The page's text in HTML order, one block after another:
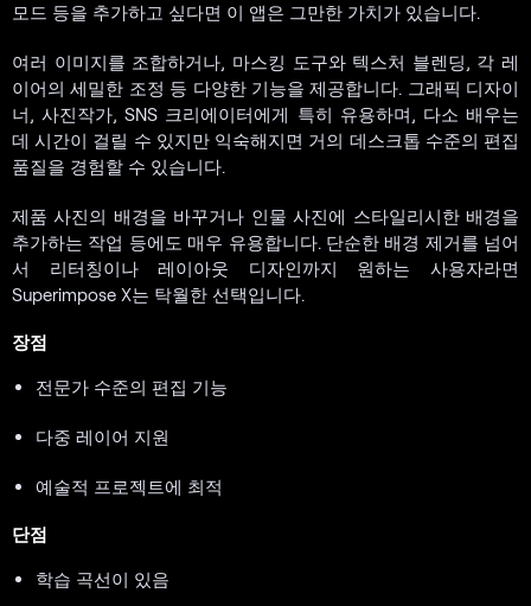
모드 등을 추가하고 싶다면 이 앱은 그만한 가치가 있습니다.
여러 이미지를 조합하거나, 마스킹 도구와 텍스처 블렌딩, 각 레
이어의 세밀한 조정 등 다양한 기능을 제공합니다. 그래픽 디자이
너, 사진작가, SNS 크리에이터에게 특히 유용하며, 다소 배우는
데 시간이 걸릴 수 있지만 익숙해지면 거의 데스크톱 수준의 편집
품질을 경험할 수 있습니다.
제품 사진의 배경을 바꾸거나 인물 사진에 스타일리시한 배경을
추가하는 작업 등에도 매우 유용합니다. 단순한 배경 제거를 넘어
서 리터칭이나 레이아웃 디자인까지 원하는 사용자라면
Superimpose X는 탁월한 선택입니다.
장점
전문가 수준의 편집 기능
다중 레이어 지원
예술적 프로젝트에 최적
단점
학습 곡선이 있음